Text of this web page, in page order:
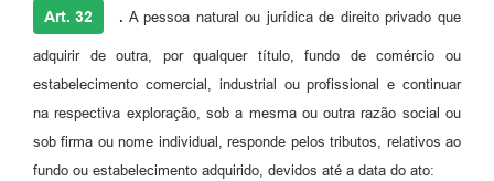
Art. 32 . A pessoa natural ou jurídica de direito privado que
adquirir de outra, por qualquer título, fundo de comércio ou
estabelecimento comercial, industrial ou profissional e continuar
na respectiva exploração, sob a mesma ou outra razão social ou
sob firma ou nome individual, responde pelos tributos, relativos ao
fundo ou estabelecimento adquirido, devidos até a data do ato: